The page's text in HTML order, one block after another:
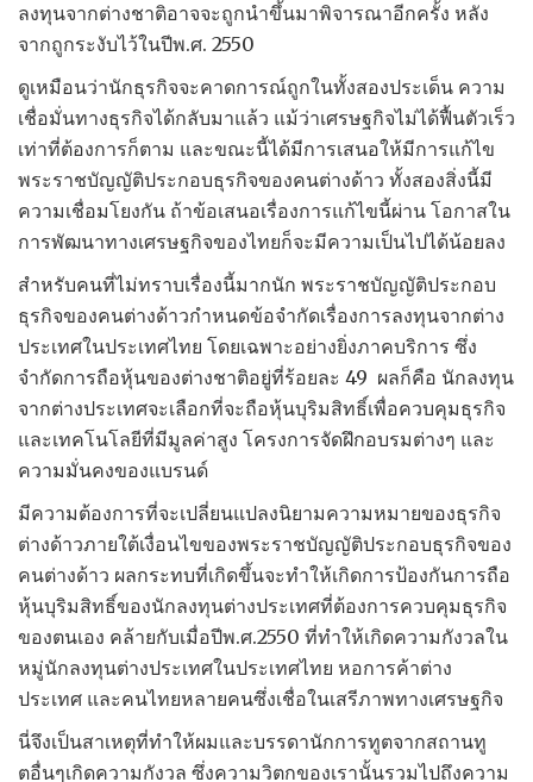
ลงทุนจากต่างชาติอาจจะถูกนำขึ้นมาพิจารณาอีกครั้ง หลัง
จากถูกระงับไว้ในปีพ.ศ. 2550
ดูเหมือนว่านักธุรกิจจะคาดการณ์ถูกในทั้งสองประเด็น ความ
เชื่อมั่นทางธุรกิจได้กลับมาแล้ว แม้ว่าเศรษฐกิจไม่ได้ฟื้นตัวเร็ว
เท่าที่ต้องการก็ตาม และขณะนี้ได้มีการเสนอให้มีการแก้ไข
พระราชบัญญัติประกอบธุรกิจของคนต่างด้าว ทั้งสองสิ่งนี้มี
ความเชื่อมโยงกัน ถ้าข้อเสนอเรื่องการแก้ไขนี้ผ่าน โอกาสใน
การพัฒนาทางเศรษฐกิจของไทยก็จะมีความเป็นไปได้น้อยลง
สำหรับคนที่ไม่ทราบเรื่องนี้มากนัก พระราชบัญญัติประกอบ
ธุรกิจของคนต่างด้าวกำหนดข้อจำกัดเรื่องการลงทุนจากต่าง
ประเทศในประเทศไทย โดยเฉพาะอย่างยิ่งภาคบริการ ซึ่ง
จำกัดการถือหุ้นของต่างชาติอยู่ที่ร้อยละ 49 ผลก็คือ นักลงทุน
จากต่างประเทศจะเลือกที่จะถือหุ้นบุริมสิทธิ์เพื่อควบคุมธุรกิจ
และเทคโนโลยีที่มีมูลค่าสูง โครงการจัดฝึกอบรมต่างๆ และ
ความมั่นคงของแบรนด์
มีความต้องการที่จะเปลี่ยนแปลงนิยามความหมายของธุรกิจ
ต่างด้าวภายใต้เงื่อนไขของพระราชบัญญัติประกอบธุรกิจของ
คนต่างด้าว ผลกระทบที่เกิดขึ้นจะทำให้เกิดการป้องกันการถือ
หุ้นบุริมสิทธิ์ของนักลงทุนต่างประเทศที่ต้องการควบคุมธุรกิจ
ของตนเอง คล้ายกับเมื่อปีพ.ศ.2550 ที่ทำให้เกิดความกังวลใน
หมู่นักลงทุนต่างประเทศในประเทศไทย หอการค้าต่าง
ประเทศ และคนไทยหลายคนซึ่งเชื่อในเสรีภาพทางเศรษฐกิจ
นี่จึงเป็นสาเหตุที่ทำให้ผมและบรรดานักการทูตจากสถานทู
ตอื่นๆเกิดความกังวล ซึ่งความวิตกของเรานั้นรวมไปถึงความ